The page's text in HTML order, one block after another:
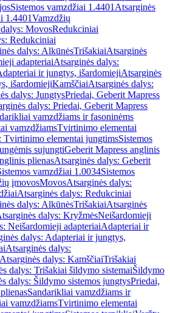
Sistemos vamzdžiai 1.4401 Atsarginės
1.4401Vamzdžių
MovosRedukciniai
Redukciniai
dalys: AlkūnėsTrišakiaiAtsarginės
adapteriaiAtsarginės dalys:
ir jungtys, išardomiejiAtsarginės
išardomiejiKamščiaiAtsarginės dalys:
dalys: JungtysPriedai, Geberit Mapress
dalys: Priedai, Geberit Mapress
vamzdžiams ir fasoninėms
vamzdžiamsTvirtinimo elementai
Tvirtinimo elementai jungtimsSistemos
sujungtiGeberit Mapress anglinis
plienasAtsarginės dalys: Geberit
vamzdžiai 1.0034Sistemos
įmovosMovosAtsarginės dalys:
Atsarginės dalys: Redukciniai
dalys: AlkūnėsTrišakiaiAtsarginės
dalys: KryžmėsNeišardomieji
Neišardomieji adapteriaiAdapteriai ir
dalys: Adapteriai ir jungtys,
Atsarginės dalys:
Atsarginės dalys: KamščiaiTrišakiai
dalys: Trišakiai šildymo sistemaiŠildymo
dalys: Šildymo sistemos jungtysPriedai,
Sandarikliai vamzdžiams ir
vamzdžiamsTvirtinimo elementai